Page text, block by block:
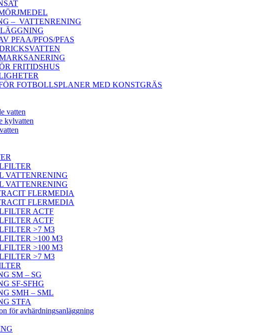
– VATTENRENING
PFAA/PFOS/PFAS
FRITIDSHUS
FOTBOLLSPLANER MED KONSTGRÄS
vatten
kylvatten
VATTENRENING
VATTENRENING
FLERMEDIA
FLERMEDIA
ACTF
ACTF
>7 M3
>100 M3
>100 M3
>7 M3
SM – SG
SF-SFHG
SMH – SML
STFA
för avhärdningsanläggning